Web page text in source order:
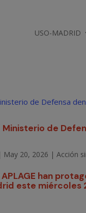
USO-MADRID
de
May 20, 2026 |Acción
han
este miércoles